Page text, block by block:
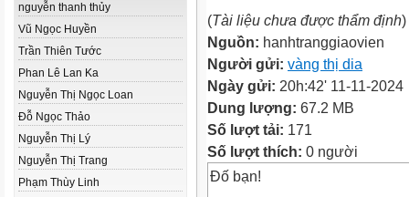
nguyễn thanh thủy
Vũ Ngọc Huyền
Trần Thiên Tước
Phan Lê Lan Ka
Nguyễn Thị Ngọc Loan
Đỗ Ngọc Thảo
Nguyễn Thị Lý
Nguyễn Thị Trang
Phạm Thùy Linh
(Tài liệu chưa được thẩm định)
Nguồn: hanhtranggiaovien
Người gửi: vàng thị dia
Ngày gửi: 20h:42' 11-11-2024
Dung lượng: 67.2 MB
Số lượt tải: 171
Số lượt thích: 0 người
Đố bạn!